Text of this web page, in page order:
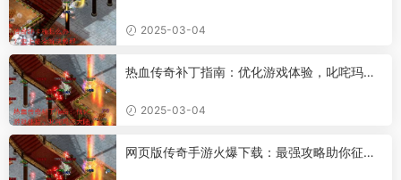
2025-03-04
热血传奇补丁指南：优化游戏体验，叱咤玛法
2025-03-04
网页版传奇手游火爆下载：最强攻略助你征战